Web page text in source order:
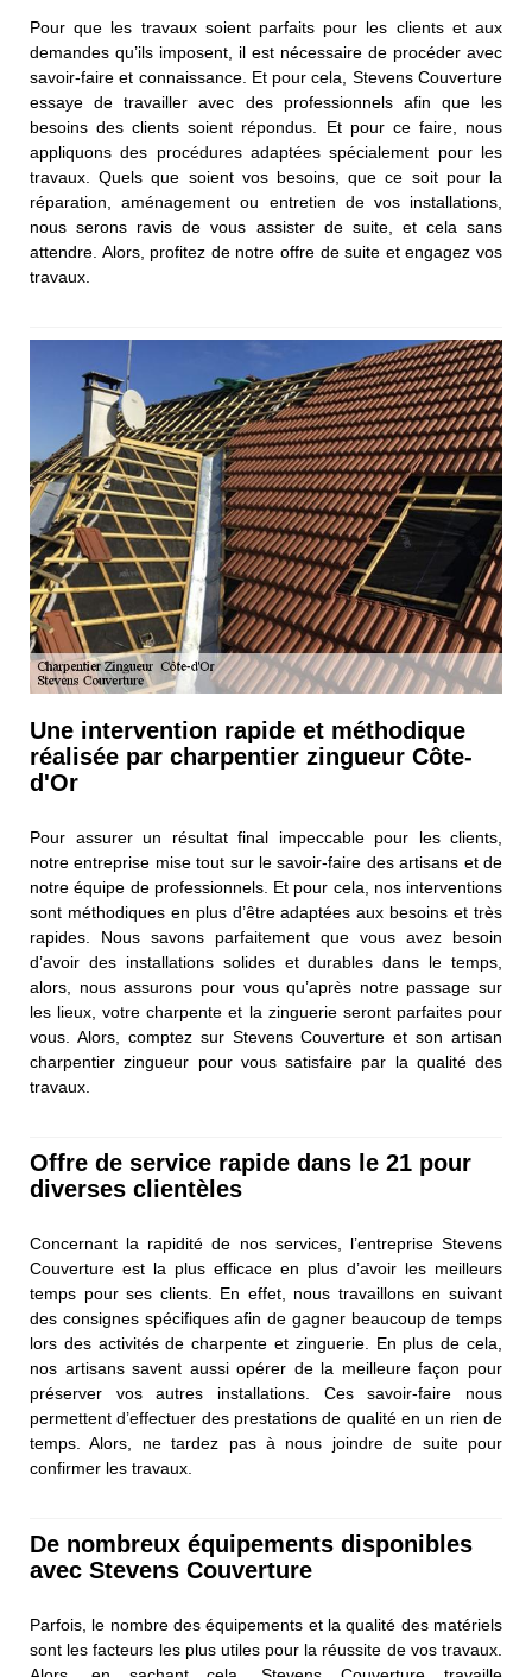
Pour que les travaux soient parfaits pour les clients et aux
demandes qu’ils imposent, il est nécessaire de procéder avec
savoir-faire et connaissance. Et pour cela, Stevens Couverture
essaye de travailler avec des professionnels afin que les
besoins des clients soient répondus. Et pour ce faire, nous
appliquons des procédures adaptées spécialement pour les
travaux. Quels que soient vos besoins, que ce soit pour la
réparation, aménagement ou entretien de vos installations,
nous serons ravis de vous assister de suite, et cela sans
attendre. Alors, profitez de notre offre de suite et engagez vos
travaux.
Une intervention rapide et méthodique
réalisée par charpentier zingueur Côte-
d'Or
Pour assurer un résultat final impeccable pour les clients,
notre entreprise mise tout sur le savoir-faire des artisans et de
notre équipe de professionnels. Et pour cela, nos interventions
sont méthodiques en plus d’être adaptées aux besoins et très
rapides. Nous savons parfaitement que vous avez besoin
d’avoir des installations solides et durables dans le temps,
alors, nous assurons pour vous qu’après notre passage sur
les lieux, votre charpente et la zinguerie seront parfaites pour
vous. Alors, comptez sur Stevens Couverture et son artisan
charpentier zingueur pour vous satisfaire par la qualité des
travaux.
Offre de service rapide dans le 21 pour
diverses clientèles
Concernant la rapidité de nos services, l’entreprise Stevens
Couverture est la plus efficace en plus d’avoir les meilleurs
temps pour ses clients. En effet, nous travaillons en suivant
des consignes spécifiques afin de gagner beaucoup de temps
lors des activités de charpente et zinguerie. En plus de cela,
nos artisans savent aussi opérer de la meilleure façon pour
préserver vos autres installations. Ces savoir-faire nous
permettent d’effectuer des prestations de qualité en un rien de
temps. Alors, ne tardez pas à nous joindre de suite pour
confirmer les travaux.
De nombreux équipements disponibles
avec Stevens Couverture
Parfois, le nombre des équipements et la qualité des matériels
sont les facteurs les plus utiles pour la réussite de vos travaux.